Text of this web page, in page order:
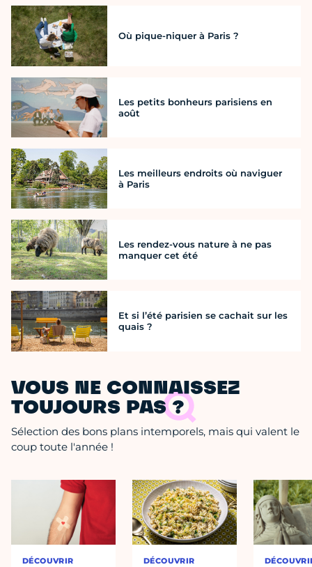
Où pique-niquer à Paris ?
Les petits bonheurs parisiens en
août
Les meilleurs endroits où naviguer
à Paris
Les rendez-vous nature à ne pas
manquer cet été
Et si l’été parisien se cachait sur les
quais ?
VOUS NE CONNAISSEZ
TOUJOURS PAS ?
Sélection des bons plans intemporels, mais qui valent le
coup toute l'année !
DÉCOUVRIR DÉCOUVRIR